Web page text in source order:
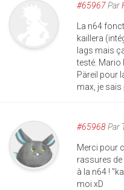
#65967Par
La n64
kaillera
lags mais
testé. Mario
Päreil pour
max, je
#65968Par
Merci pour
rassures
à la n64 !
moi xD